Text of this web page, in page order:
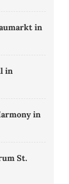
in
in
in
St.